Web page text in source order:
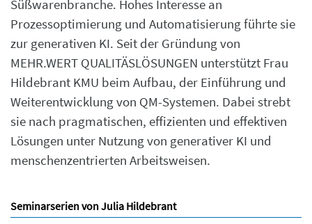
Süßwarenbranche. Hohes Interesse an
Prozessoptimierung und Automatisierung führte sie
zur generativen KI. Seit der Gründung von
MEHR.WERT QUALITÄSLÖSUNGEN unterstützt Frau
Hildebrant KMU beim Aufbau, der Einführung und
Weiterentwicklung von QM-Systemen. Dabei strebt
sie nach pragmatischen, effizienten und effektiven
Lösungen unter Nutzung von generativer KI und
menschenzentrierten Arbeitsweisen.
Seminarserien von Julia Hildebrant